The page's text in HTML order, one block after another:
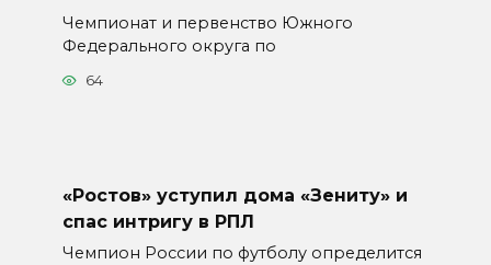
Чемпионат и первенство Южного
Федерального округа по
64
«Ростов» уступил дома «Зениту» и
спас интригу в РПЛ
Чемпион России по футболу определится